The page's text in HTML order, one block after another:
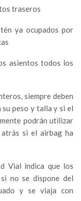
traseros
ya ocupados por
asientos todos los
siempre deben
peso y talla y si el
podrán utilizar
si el airbag ha
Vial indica que los
no se dispone del
y se viaja con